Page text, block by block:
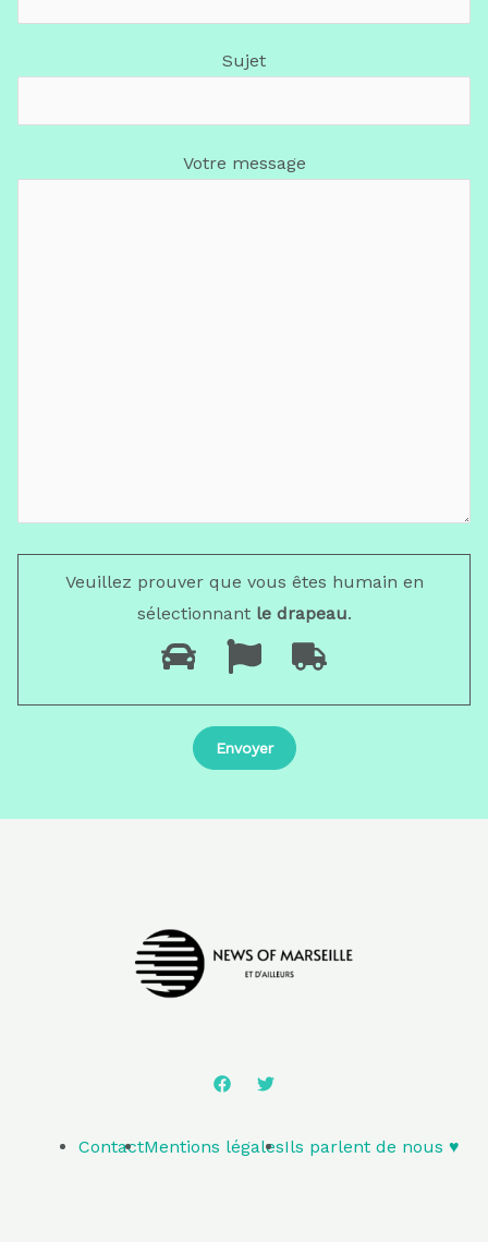
Sujet
Votre message
Veuillez prouver que vous êtes humain en
sélectionnantle drapeau.
ContactMentions légalesIls parlent de nous ♥️